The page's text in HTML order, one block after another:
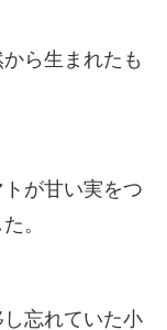
ら生まれたも
が甘い実をつ
。
忘れていた小